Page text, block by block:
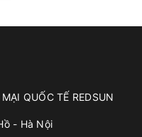
QUỐC TẾ REDSUN
- Hà Nội